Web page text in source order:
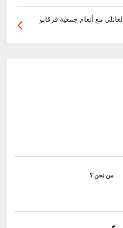
مع أنغام جمعية قرقابو
من نحن ؟